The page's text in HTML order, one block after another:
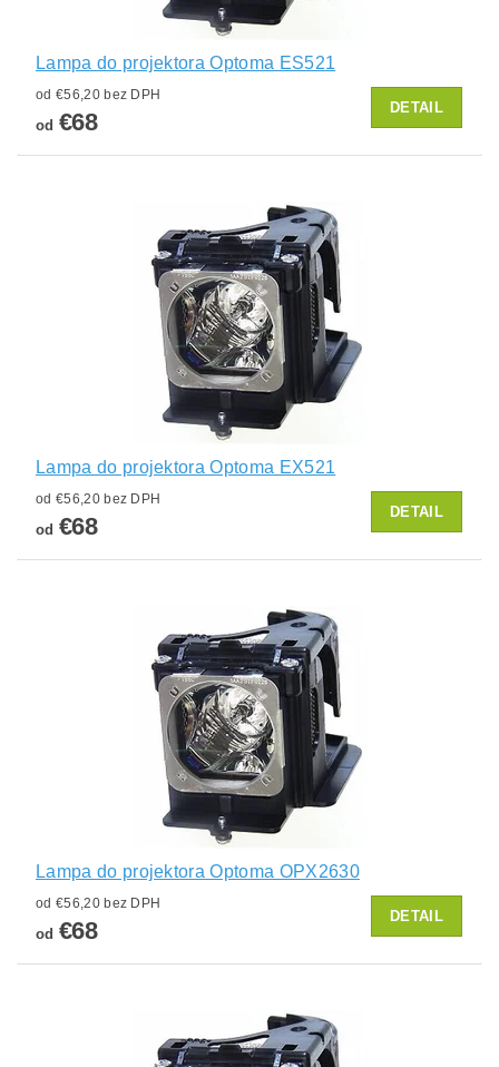
Lampa do projektora Optoma ES521
od €56,20 bez DPH
od €68
DETAIL
Lampa do projektora Optoma EX521
od €56,20 bez DPH
od €68
DETAIL
Lampa do projektora Optoma OPX2630
od €56,20 bez DPH
od €68
DETAIL